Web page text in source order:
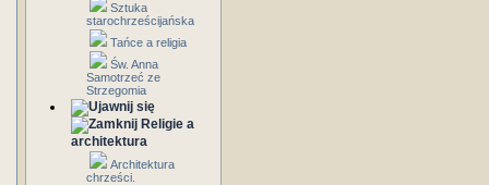
Sztuka
starochrześcijańska
Tańce a religia
Św. Anna
Samotrzeć ze
Strzegomia
Religie a
architektura
Architektura
chrześci.